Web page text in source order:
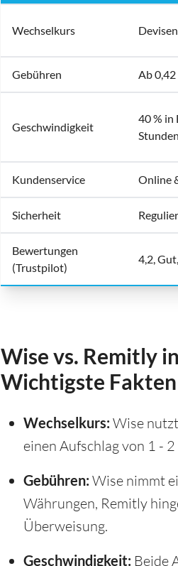
Wechselkurs
Gebühren Ab
Geschwindigkeit
40 % in
Stunden
Kundenservice Online
Sicherheit
Bewertungen
(Trustpilot)
4,2,
Wise vs. Remitly
Wichtigste Fakten
Wechselkurs: Wise
einen Aufschlag von 1 -
Gebühren: Wise nimmt
Währungen, Remitly
Überweisung.
Geschwindigkeit: Beide